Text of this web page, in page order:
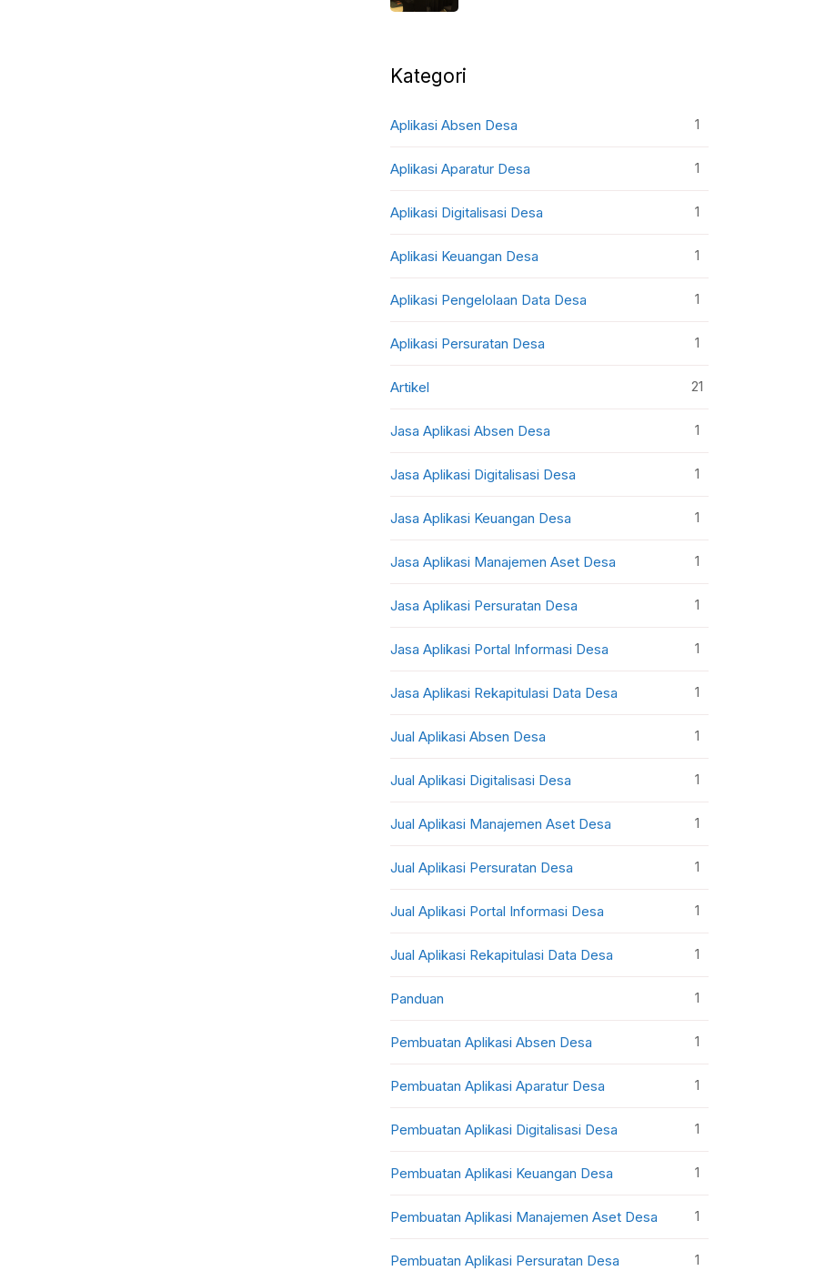
Kategori
Aplikasi Absen Desa 1
Aplikasi Aparatur Desa 1
Aplikasi Digitalisasi Desa 1
Aplikasi Keuangan Desa 1
Aplikasi Pengelolaan Data Desa 1
Aplikasi Persuratan Desa 1
Artikel 21
Jasa Aplikasi Absen Desa 1
Jasa Aplikasi Digitalisasi Desa 1
Jasa Aplikasi Keuangan Desa 1
Jasa Aplikasi Manajemen Aset Desa 1
Jasa Aplikasi Persuratan Desa 1
Jasa Aplikasi Portal Informasi Desa 1
Jasa Aplikasi Rekapitulasi Data Desa 1
Jual Aplikasi Absen Desa 1
Jual Aplikasi Digitalisasi Desa 1
Jual Aplikasi Manajemen Aset Desa 1
Jual Aplikasi Persuratan Desa 1
Jual Aplikasi Portal Informasi Desa 1
Jual Aplikasi Rekapitulasi Data Desa 1
Panduan 1
Pembuatan Aplikasi Absen Desa 1
Pembuatan Aplikasi Aparatur Desa 1
Pembuatan Aplikasi Digitalisasi Desa 1
Pembuatan Aplikasi Keuangan Desa 1
Pembuatan Aplikasi Manajemen Aset Desa 1
Pembuatan Aplikasi Persuratan Desa 1